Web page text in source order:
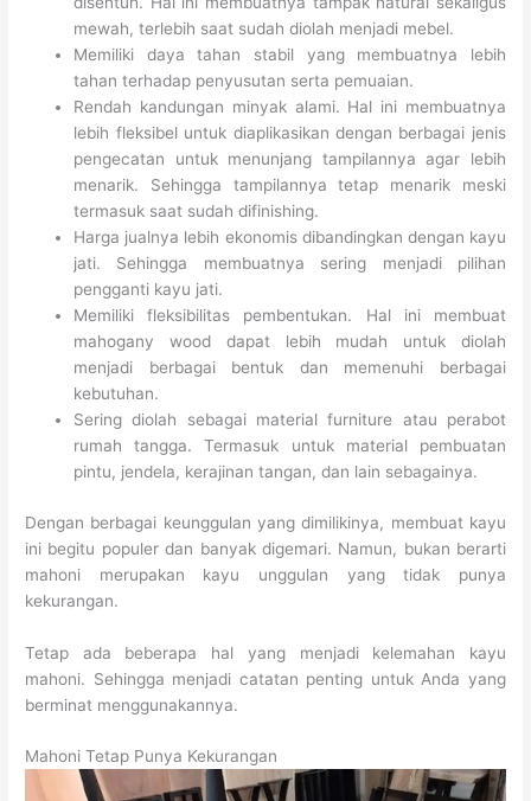
mewah, terlebih saat sudah diolah menjadi mebel.
Memiliki daya tahan stabil yang membuatnya lebih
tahan terhadap penyusutan serta pemuaian.
Rendah kandungan minyak alami. Hal ini membuatnya
lebih fleksibel untuk diaplikasikan dengan berbagai jenis
pengecatan untuk menunjang tampilannya agar lebih
menarik. Sehingga tampilannya tetap menarik meski
termasuk saat sudah difinishing.
Harga jualnya lebih ekonomis dibandingkan dengan kayu
jati. Sehingga membuatnya sering menjadi pilihan
pengganti kayu jati.
Memiliki fleksibilitas pembentukan. Hal ini membuat
mahogany wood dapat lebih mudah untuk diolah
menjadi berbagai bentuk dan memenuhi berbagai
kebutuhan.
Sering diolah sebagai material furniture atau perabot
rumah tangga. Termasuk untuk material pembuatan
pintu, jendela, kerajinan tangan, dan lain sebagainya.
Dengan berbagai keunggulan yang dimilikinya, membuat kayu
ini begitu populer dan banyak digemari. Namun, bukan berarti
mahoni merupakan kayu unggulan yang tidak punya
kekurangan.
Tetap ada beberapa hal yang menjadi kelemahan kayu
mahoni. Sehingga menjadi catatan penting untuk Anda yang
berminat menggunakannya.
Mahoni Tetap Punya Kekurangan